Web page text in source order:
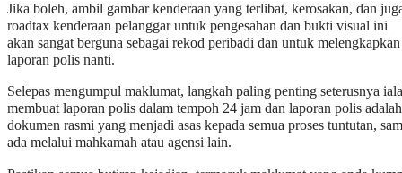
Jika boleh, ambil gambar kenderaan yang terlibat, kerosakan, dan
roadtax kenderaan pelanggar untuk pengesahan dan bukti visual ini
akan sangat berguna sebagai rekod peribadi dan untuk melengkapkan
laporan polis nanti.
Selepas mengumpul maklumat, langkah paling penting seterusnya
membuat laporan polis dalam tempoh 24 jam dan laporan polis adalah
dokumen rasmi yang menjadi asas kepada semua proses tuntutan,
ada melalui mahkamah atau agensi lain.